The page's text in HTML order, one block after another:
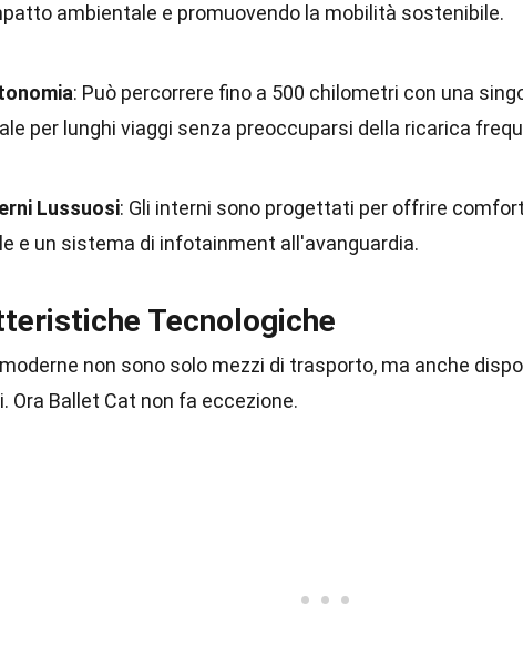
ambientale e promuovendo la mobilità sostenibile.
: Può percorrere fino a 500 chilometri con una
per lunghi viaggi senza preoccuparsi della ricarica
Lussuosi: Gli interni sono progettati per offrire
e un sistema di infotainment all'avanguardia.
Tecnologiche
non sono solo mezzi di trasporto, ma anche
Ora Ballet Cat non fa eccezione.